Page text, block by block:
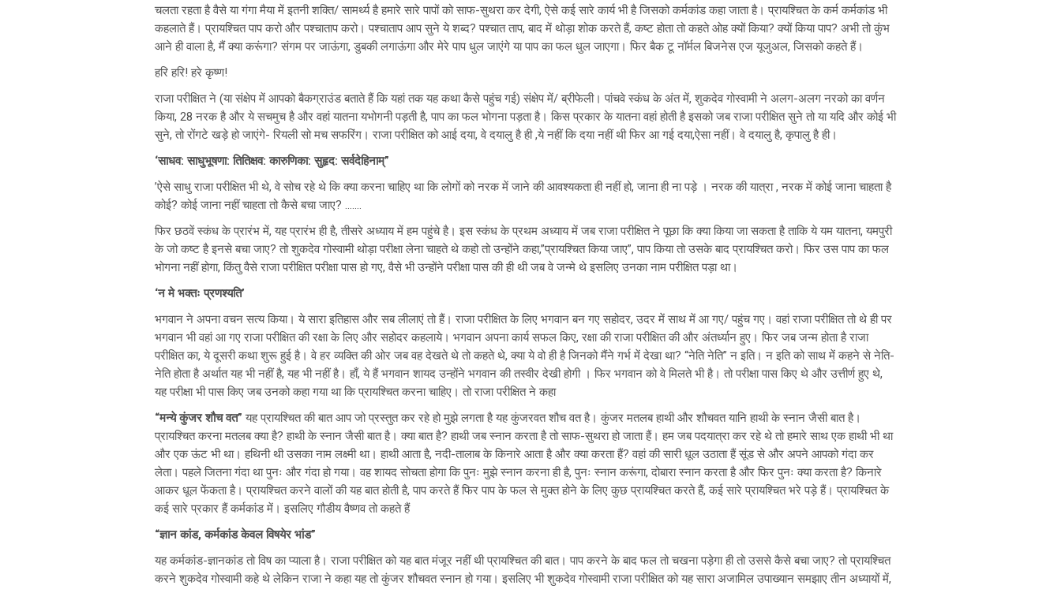
चलता रहता है वैसे या गंगा मैया में इतनी शक्ति/ सामर्थ्य है हमारे सारे पापों को साफ-सुथरा कर देगी, ऐसे कई सारे कार्य भी है जिसको कर्मकांड कहा जाता है। प्रायश्चित के कर्म कर्मकांड भी
कहलाते हैं। प्रायश्चित पाप करो और पश्चाताप करो। पश्चाताप आप सुने ये शब्द? पश्चात ताप, बाद में थोड़ा शोक करते हैं, कष्ट होता तो कहते ओह क्यों किया? क्यों किया पाप? अभी तो कुंभ
आने ही वाला है, मैं क्या करूंगा? संगम पर जाऊंगा, डुबकी लगाऊंगा और मेरे पाप धुल जाएंगे या पाप का फल धुल जाएगा। फिर बैक टू नॉर्मल बिजनेस एज यूजुअल, जिसको कहते हैं।
हरि हरि! हरे कृष्ण!
राजा परीक्षित ने (या संक्षेप में आपको बैकग्राउंड बताते हैं कि यहां तक यह कथा कैसे पहुंच गई) संक्षेप में/ ब्रीफेली। पांचवे स्कंध के अंत में, शुकदेव गोस्वामी ने अलग-अलग नरको का वर्णन
किया, 28 नरक है और ये सचमुच है और वहां यातना यभोगनी पड़ती है, पाप का फल भोगना पड़ता है। किस प्रकार के यातना वहां होती है इसको जब राजा परीक्षित सुने तो या यदि और कोई भी
सुने, तो रोंगटे खड़े हो जाएंगे- रियली सो मच सफरिंग। राजा परीक्षित को आई दया, वे दयालु है ही ,ये नहीं कि दया नहीं थी फिर आ गई दया,ऐसा नहीं। वे दयालु है, कृपालु है ही।
‘साधव: साधुभूषणा: तितिक्षव: कारुणिका: सुहृद: सर्वदेहिनाम्”
’ऐसे साधु राजा परीक्षित भी थे, वे सोच रहे थे कि क्या करना चाहिए था कि लोगों को नरक में जाने की आवश्यकता ही नहीं हो, जाना ही ना पड़े । नरक की यात्रा , नरक में कोई जाना चाहता है
कोई? कोई जाना नहीं चाहता तो कैसे बचा जाए? …….
फिर छठवें स्कंध के प्रारंभ में, यह प्रारंभ ही है, तीसरे अध्याय में हम पहुंचे है। इस स्कंध के प्रथम अध्याय में जब राजा परीक्षित ने पूछा कि क्या किया जा सकता है ताकि ये यम यातना, यमपुरी
के जो कष्ट है इनसे बचा जाए? तो शुकदेव गोस्वामी थोड़ा परीक्षा लेना चाहते थे कहो तो उन्होंने कहा,”प्रायश्चित किया जाए”, पाप किया तो उसके बाद प्रायश्चित करो। फिर उस पाप का फल
भोगना नहीं होगा, किंतु वैसे राजा परीक्षित परीक्षा पास हो गए, वैसे भी उन्होंने परीक्षा पास की ही थी जब वे जन्मे थे इसलिए उनका नाम परीक्षित पड़ा था।
‘न मे भक्तः प्रणश्यति’
भगवान ने अपना वचन सत्य किया। ये सारा इतिहास और सब लीलाएं तो हैं। राजा परीक्षित के लिए भगवान बन गए सहोदर, उदर में साथ में आ गए/ पहुंच गए। वहां राजा परीक्षित तो थे ही पर
भगवान भी वहां आ गए राजा परीक्षित की रक्षा के लिए और सहोदर कहलाये। भगवान अपना कार्य सफल किए, रक्षा की राजा परीक्षित की और अंतर्ध्यान हुए। फिर जब जन्म होता है राजा
परीक्षित का, ये दूसरी कथा शुरू हुई है। वे हर व्यक्ति की ओर जब वह देखते थे तो कहते थे, क्या ये वो ही है जिनको मैंने गर्भ में देखा था? “नेति नेति” न इति। न इति को साथ में कहने से नेति-
नेति होता है अर्थात यह भी नहीं है, यह भी नहीं है। हाँ, ये हैं भगवान शायद उन्होंने भगवान की तस्वीर देखी होगी । फिर भगवान को वे मिलते भी है। तो परीक्षा पास किए थे और उत्तीर्ण हुए थे,
यह परीक्षा भी पास किए जब उनको कहा गया था कि प्रायश्चित करना चाहिए। तो राजा परीक्षित ने कहा
“मन्ये कुंजर शौच वत” यह प्रायश्चित की बात आप जो प्रस्तुत कर रहे हो मुझे लगता है यह कुंजरवत शौच वत है। कुंजर मतलब हाथी और शौचवत यानि हाथी के स्नान जैसी बात है।
प्रायश्चित करना मतलब क्या है? हाथी के स्नान जैसी बात है। क्या बात है? हाथी जब स्नान करता है तो साफ-सुथरा हो जाता हैं। हम जब पदयात्रा कर रहे थे तो हमारे साथ एक हाथी भी था
और एक ऊंट भी था। हथिनी थी उसका नाम लक्ष्मी था। हाथी आता है, नदी-तालाब के किनारे आता है और क्या करता हैं? वहां की सारी धूल उठाता हैं सूंड से और अपने आपको गंदा कर
लेता। पहले जितना गंदा था पुनः और गंदा हो गया। वह शायद सोचता होगा कि पुनः मुझे स्नान करना ही है, पुनः स्नान करूंगा, दोबारा स्नान करता है और फिर पुनः क्या करता है? किनारे
आकर धूल फेंकता है। प्रायश्चित करने वालों की यह बात होती है, पाप करते हैं फिर पाप के फल से मुक्त होने के लिए कुछ प्रायश्चित करते हैं, कई सारे प्रायश्चित भरे पड़े हैं। प्रायश्चित के
कई सारे प्रकार हैं कर्मकांड में। इसलिए गौडीय वैष्णव तो कहते हैं
“ज्ञान कांड, कर्मकांड केवल विषयेर भांड”
यह कर्मकांड-ज्ञानकांड तो विष का प्याला है। राजा परीक्षित को यह बात मंजूर नहीं थी प्रायश्चित की बात। पाप करने के बाद फल तो चखना पड़ेगा ही तो उससे कैसे बचा जाए? तो प्रायश्चित
करने शुकदेव गोस्वामी कहे थे लेकिन राजा ने कहा यह तो कुंजर शौचवत स्नान हो गया। इसलिए भी शुकदेव गोस्वामी राजा परीक्षित को यह सारा अजामिल उपाख्यान समझाए तीन अध्यायों में,